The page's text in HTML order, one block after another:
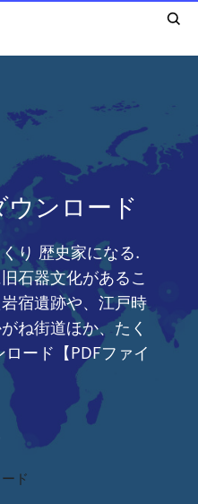
ンロード
り 歴史家になる.
石器文化があるこ
宿遺跡や、江戸時
ね街道ほか、たく
ード【PDFファイ
ド